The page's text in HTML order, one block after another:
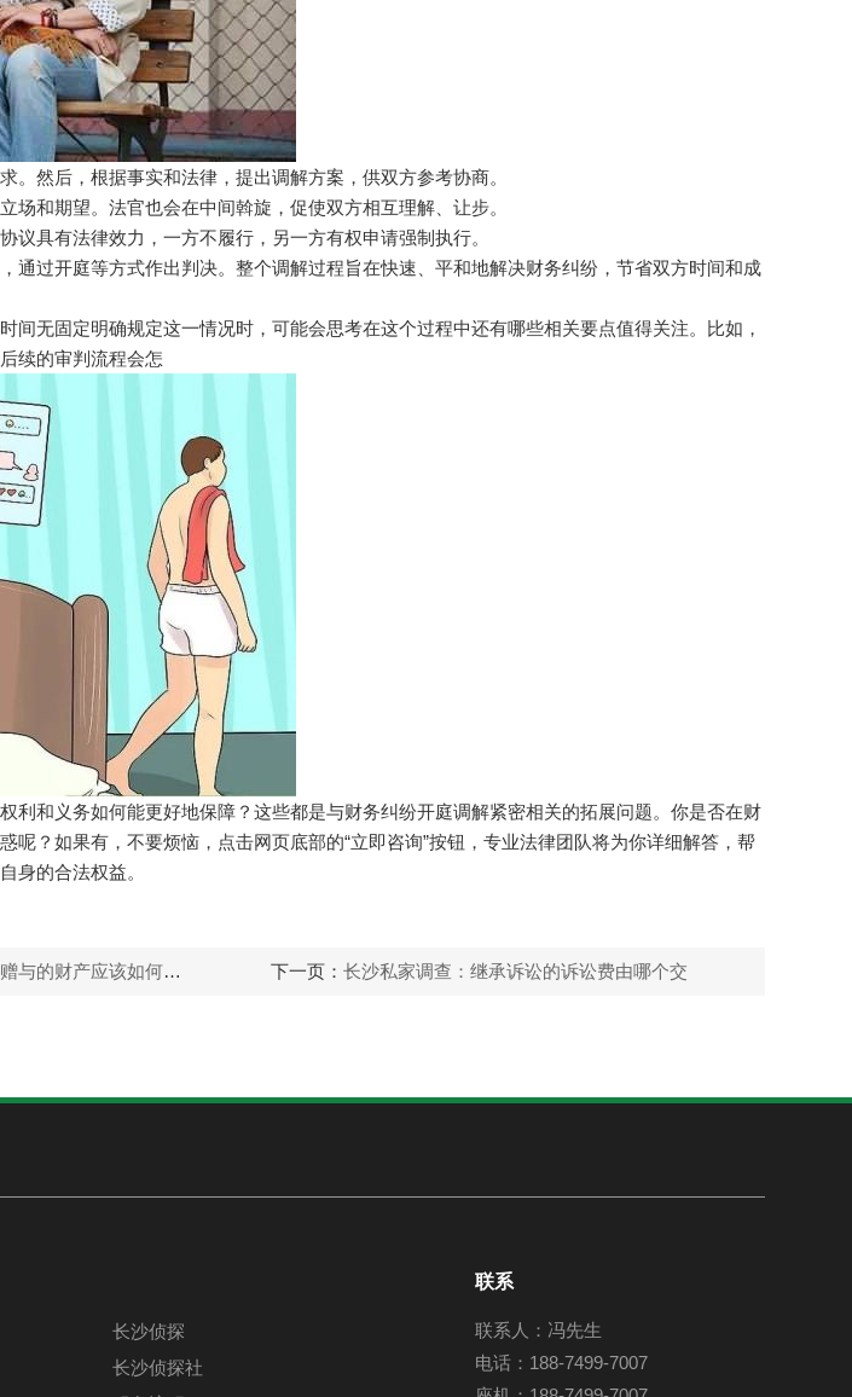
。然后，根据事实和法律，提出调解方案，供双方参考协商。
场和期望。法官也会在中间斡旋，促使双方相互理解、让步。
议具有法律效力，一方不履行，另一方有权申请强制执行。
通过开庭等方式作出判决。整个调解过程旨在快速、平和地解决财务纠纷，节省双方时间和成
间无固定明确规定这一情况时，可能会思考在这个过程中还有哪些相关要点值得关注。比如，
续的审判流程会怎
利和义务如何能更好地保障？这些都是与财务纠纷开庭调解紧密相关的拓展问题。你是否在财
呢？如果有，不要烦恼，点击网页底部的“立即咨询”按钮，专业法律团队将为你详细解答，帮
身的合法权益。
的财产应该如何分割 下一页：长沙私家调查：继承诉讼的诉讼费由哪个交
长沙侦探
长沙侦探社
联系
联系人：冯先生
电话：188-7499-7007